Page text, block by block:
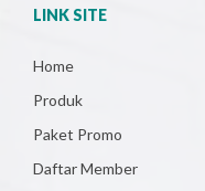
LINK SITE
Home
Produk
Paket Promo
Daftar Member